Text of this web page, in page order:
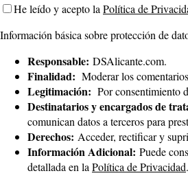
He leído y acepto la Política de
Información básica sobre protección de
Responsable: DSAlicante.com.
Finalidad: Moderar los
Legitimación: Por consentimiento
Destinatarios y encargados de
comunican datos a terceros para
Derechos: Acceder, rectificar y
Información Adicional: Puede
detallada en la Política de Privacidad.